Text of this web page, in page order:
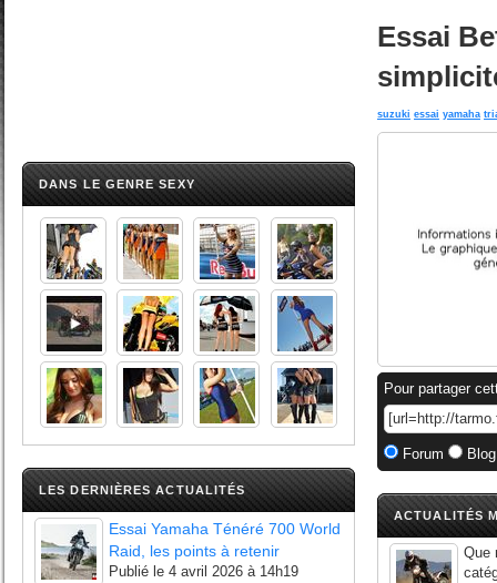
DANS LE GENRE SEXY
LES DERNIÈRES ACTUALITÉS
Essai Yamaha Ténéré 700 World
Raid, les points à retenir
Publié le 4 avril 2026 à 14h19
Essai
suzuki essai yamaha
Pour partager
Forum
ACTUALITÉS
Que